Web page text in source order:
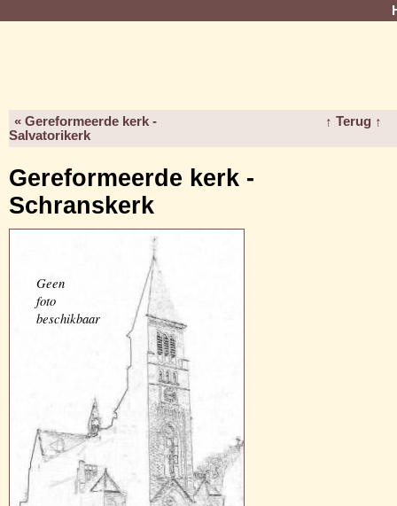
« Gereformeerde kerk -
Salvatorikerk
↑ Terug ↑
Gereformeerde kerk -
Schranskerk
Geen
foto
beschikbaar